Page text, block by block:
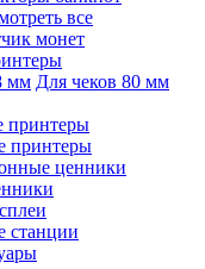
все
монет
мм Для чеков 80 мм
принтеры
принтеры
ценники
станции